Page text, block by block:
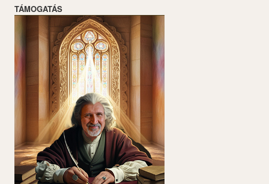
TÁMOGATÁS